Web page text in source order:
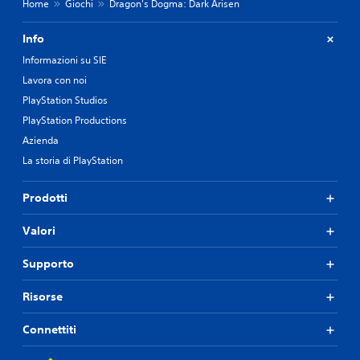
Home Giochi Dragon's Dogma: Dark Arisen
Info
Informazioni su SIE
Lavora con noi
PlayStation Studios
PlayStation Productions
Azienda
La storia di PlayStation
Prodotti
Valori
Supporto
Risorse
Connettiti